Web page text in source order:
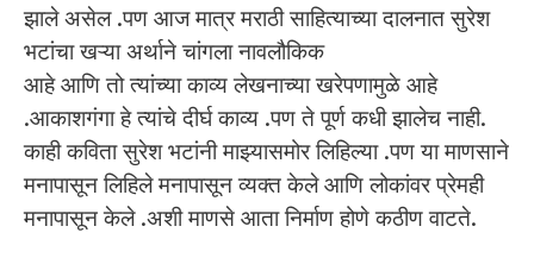
झाले असेल .पण आज मात्र मराठी साहित्याच्या दालनात सुरेश
भटांचा खऱ्या अर्थाने चांगला नावलौकिक
आहे आणि तो त्यांच्या काव्य लेखनाच्या खरेपणामुळे आहे
.आकाशगंगा हे त्यांचे दीर्घ काव्य .पण ते पूर्ण कधी झालेच नाही.
काही कविता सुरेश भटांनी माझ्यासमोर लिहिल्या .पण या माणसाने
मनापासून लिहिले मनापासून व्यक्त केले आणि लोकांवर प्रेमही
मनापासून केले .अशी माणसे आता निर्माण होणे कठीण वाटते.